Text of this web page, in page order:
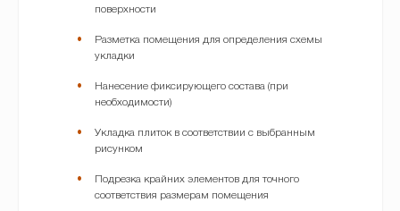
поверхности
Разметка помещения для определения схемы
укладки
Нанесение фиксирующего состава (при
необходимости)
Укладка плиток в соответствии с выбранным
рисунком
Подрезка крайних элементов для точного
соответствия размерам помещения